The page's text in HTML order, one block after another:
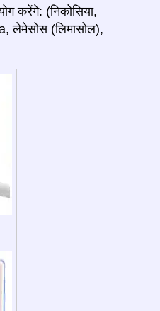
करेंगे: (निकोसिया,
लेमेसोस (लिमासोल),